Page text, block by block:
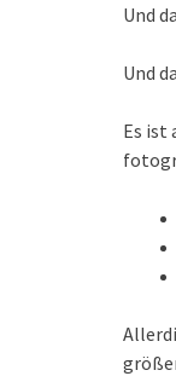
Und
Und
Es ist